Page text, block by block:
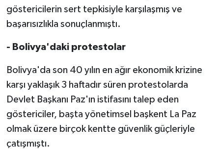
göstericilerin sert tepkisiyle karşılaşmış ve
başarısızlıkla sonuçlanmıştı.
- Bolivya'daki protestolar
Bolivya'da son 40 yılın en ağır ekonomik krizine
karşı yaklaşık 3 haftadır süren protestolarda
Devlet Başkanı Paz'ın istifasını talep eden
göstericiler, başta yönetimsel başkent La Paz
olmak üzere birçok kentte güvenlik güçleriyle
çatışmıştı.